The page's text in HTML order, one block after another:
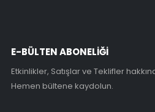
E-BÜLTEN ABONELİĞİ
Etkinlikler, Satışlar ve Teklifler
Hemen bültene kaydolun.